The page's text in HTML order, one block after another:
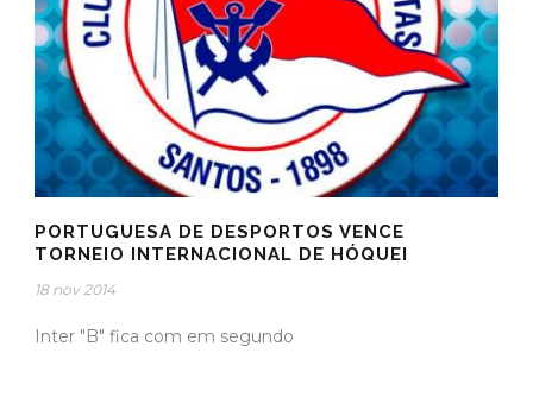
PORTUGUESA DE DESPORTOS VENCE
TORNEIO INTERNACIONAL DE HÓQUEI
18 nov 2014
Inter "B" fica com em segundo